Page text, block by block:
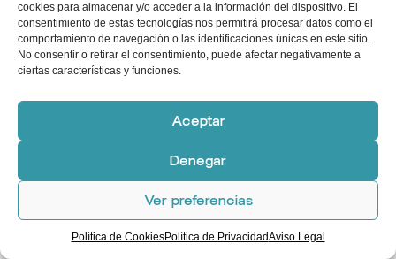
cookies para almacenar y/o acceder a la información del dispositivo. El
consentimiento de estas tecnologías nos permitirá procesar datos como el
comportamiento de navegación o las identificaciones únicas en este sitio.
No consentir o retirar el consentimiento, puede afectar negativamente a
ciertas características y funciones.
Aceptar
Denegar
Ver preferencias
Política de CookiesPolítica de PrivacidadAviso Legal